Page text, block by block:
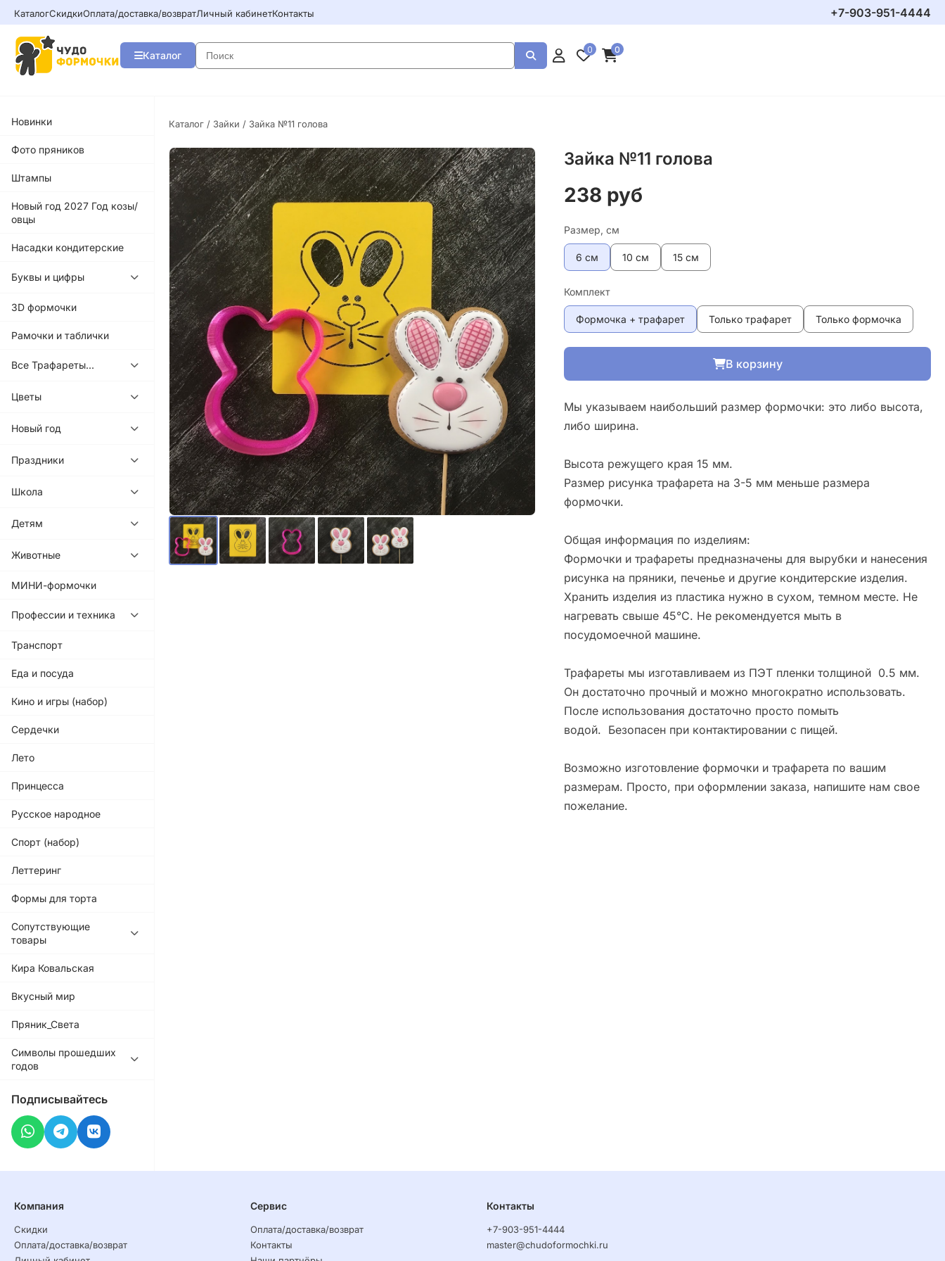
КаталогСкидкиОплата/доставка/возвратЛичный кабинетКонтакты +7-903-951-4444
Каталог
0 0
Новинки
Фото пряников
Штампы
Новый год 2027 Год козы/
овцы
Насадки кондитерские
Буквы и цифры
3D формочки
Рамочки и таблички
Все Трафареты...
Цветы
Новый год
Праздники
Школа
Детям
Животные
МИНИ-формочки
Профессии и техника
Транспорт
Еда и посуда
Кино и игры (набор)
Сердечки
Лето
Принцесса
Русское народное
Спорт (набор)
Леттеринг
Формы для торта
Сопутствующие
товары
Кира Ковальская
Вкусный мир
Пряник_Света
Символы прошедших
годов
Подписывайтесь
Каталог / Зайки / Зайка №11 голова
Зайка №11 голова
238 руб
Размер, см
6 см 10 см 15 см
Комплект
Формочка + трафарет Только трафарет Только формочка
В корзину
Мы указываем наибольший размер формочки: это либо высота,
либо ширина.
Высота режущего края 15 мм.
Размер рисунка трафарета на 3-5 мм меньше размера
формочки.
Общая информация по изделиям:
Формочки и трафареты предназначены для вырубки и нанесения
рисунка на пряники, печенье и другие кондитерские изделия.
Хранить изделия из пластика нужно в сухом, темном месте. Не
нагревать свыше 45°С. Не рекомендуется мыть в
посудомоечной машине.
Трафареты мы изготавливаем из ПЭТ пленки толщиной 0.5 мм.
Он достаточно прочный и можно многократно использовать.
После использования достаточно просто помыть
водой. Безопасен при контактировании с пищей.
Возможно изготовление формочки и трафарета по вашим
размерам. Просто, при оформлении заказа, напишите нам свое
пожелание.
Компания
Скидки
Оплата/доставка/возврат
Сервис
Оплата/доставка/возврат
Контакты
Контакты
+7-903-951-4444
master@chudoformochki.ru